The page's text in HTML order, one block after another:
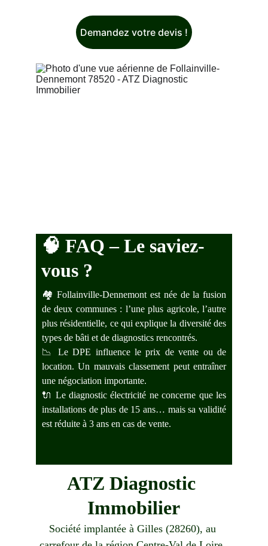
Demandez votre devis !
🧠 FAQ – Le saviez-
vous ?
🏘️ Follainville-Dennemont est née de la fusion
de deux communes : l’une plus agricole, l’autre
plus résidentielle, ce qui explique la diversité des
types de bâti et de diagnostics rencontrés.
📉 Le DPE influence le prix de vente ou de
location. Un mauvais classement peut entraîner
une négociation importante.
🔌 Le diagnostic électricité ne concerne que les
installations de plus de 15 ans… mais sa validité
est réduite à 3 ans en cas de vente.
ATZ Diagnostic
Immobilier
Société implantée à Gilles (28260), au